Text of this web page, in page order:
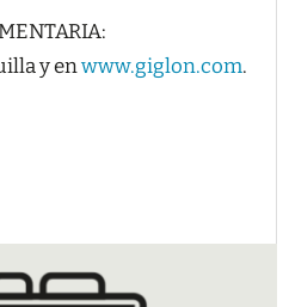
y enwww.giglon.com.